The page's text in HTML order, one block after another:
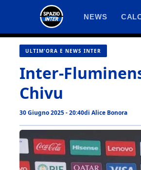
contenuto
NEWS
ULTIM'ORA E NEWS INTER
Inter-
Chivu
30 Giugno 2025 - 20:40di Alice Bonora